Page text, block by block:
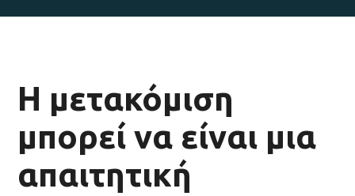
Η μετακόμιση
μπορεί να είναι μια
απαιτητική